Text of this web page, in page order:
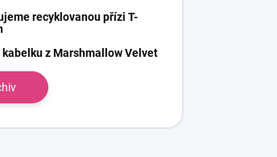
recyklovanou přízi T-
kabelku z Marshmallow Velvet